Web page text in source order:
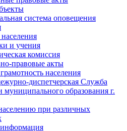
система оповещения
и учения
комиссия
правовые акты
населения
диспетчерская Служба
образования г.
при различных